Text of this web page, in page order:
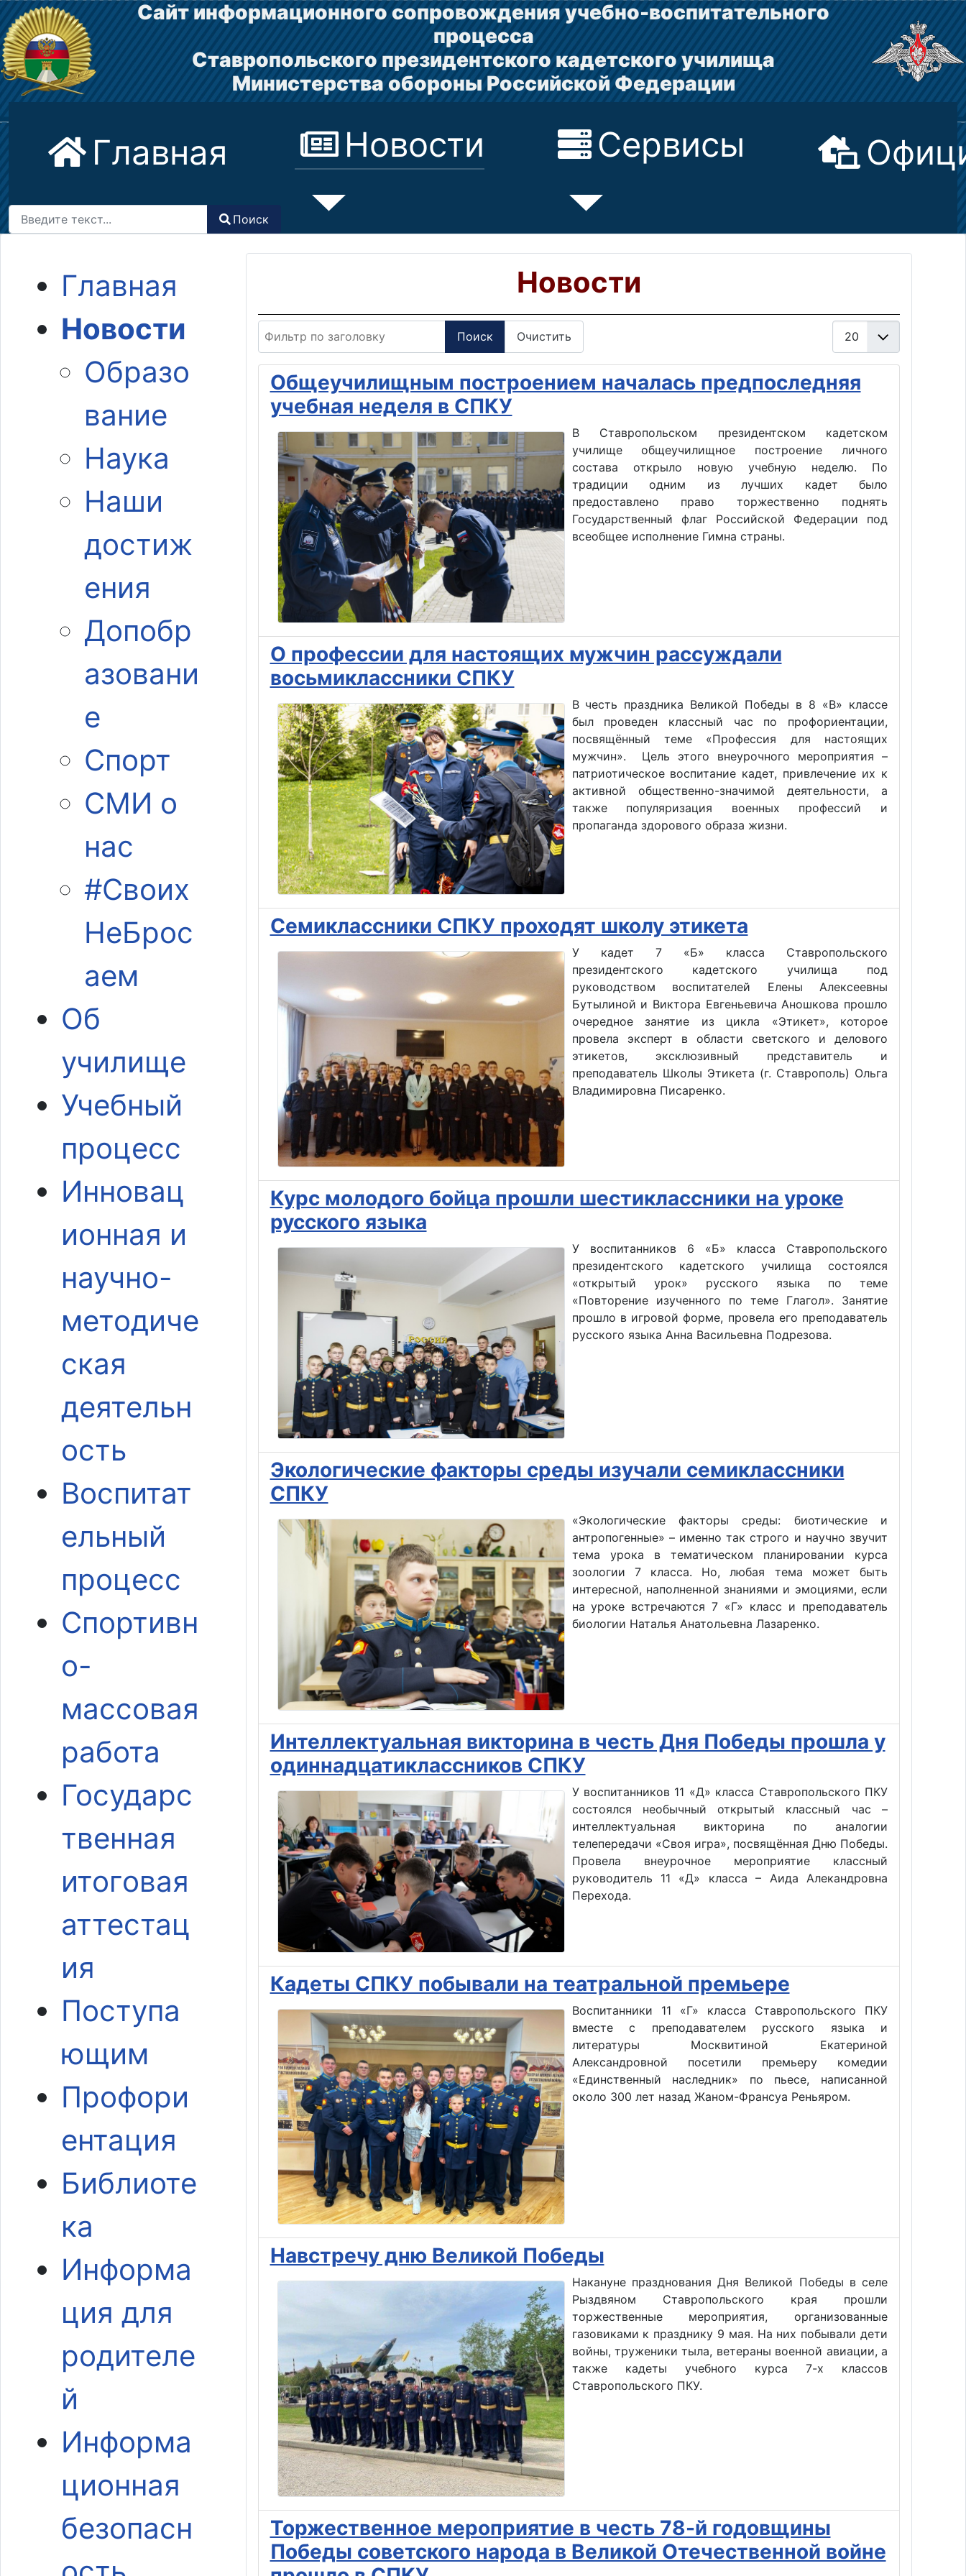
Сайт информационного сопровождения учебно-воспитательного
процесса
Ставропольского президентского кадетского училища
Министерства обороны Российской Федерации
Главная Новости Сервисы
Поиск
Поиск
Главная
Новости
Образо
вание
Наука
Наши
достиж
ения
Допобр
азовани
е
Спорт
СМИ о
нас
#Своих
НеБрос
аем
Об
училище
Учебный
процесс
Инновац
ионная и
научно-
методиче
ская
деятельн
ость
Воспитат
ельный
процесс
Спортивн
о-
массовая
работа
Государс
твенная
итоговая
аттестац
ия
Поступа
ющим
Профори
ентация
Библиоте
ка
Информа
ция для
родителе
й
Информа
ционная
безопасн
Новости
Поиск Очистить
Общеучилищным построением началась предпоследняя
учебная неделя в СПКУ
В Ставропольском президентском кадетском
училище общеучилищное построение личного
состава открыло новую учебную неделю. По
традиции одним из лучших кадет было
предоставлено право торжественно поднять
Государственный флаг Российской Федерации под
всеобщее исполнение Гимна страны.
О профессии для настоящих мужчин рассуждали
восьмиклассники СПКУ
В честь праздника Великой Победы в 8 «В» классе
был проведен классный час по профориентации,
посвящённый теме «Профессия для настоящих
мужчин». Цель этого внеурочного мероприятия –
патриотическое воспитание кадет, привлечение их к
активной общественно-значимой деятельности, а
также популяризация военных профессий и
пропаганда здорового образа жизни.
Семиклассники СПКУ проходят школу этикета
У кадет 7 «Б» класса Ставропольского
президентского кадетского училища под
руководством воспитателей Елены Алексеевны
Бутылиной и Виктора Евгеньевича Аношкова прошло
очередное занятие из цикла «Этикет», которое
провела эксперт в области светского и делового
этикетов, эксклюзивный представитель и
преподаватель Школы Этикета (г. Ставрополь) Ольга
Владимировна Писаренко.
Курс молодого бойца прошли шестиклассники на уроке
русского языка
У воспитанников 6 «Б» класса Ставропольского
президентского кадетского училища состоялся
«открытый урок» русского языка по теме
«Повторение изученного по теме Глагол». Занятие
прошло в игровой форме, провела его преподаватель
русского языка Анна Васильевна Подрезова.
Экологические факторы среды изучали семиклассники
СПКУ
«Экологические факторы среды: биотические и
антропогенные» – именно так строго и научно звучит
тема урока в тематическом планировании курса
зоологии 7 класса. Но, любая тема может быть
интересной, наполненной знаниями и эмоциями, если
на уроке встречаются 7 «Г» класс и преподаватель
биологии Наталья Анатольевна Лазаренко.
Интеллектуальная викторина в честь Дня Победы прошла у
одиннадцатиклассников СПКУ
У воспитанников 11 «Д» класса Ставропольского ПКУ
состоялся необычный открытый классный час –
интеллектуальная викторина по аналогии
телепередачи «Своя игра», посвящённая Дню Победы.
Провела внеурочное мероприятие классный
руководитель 11 «Д» класса – Аида Алекандровна
Перехода.
Кадеты СПКУ побывали на театральной премьере
Воспитанники 11 «Г» класса Ставропольского ПКУ
вместе с преподавателем русского языка и
литературы Москвитиной Екатериной
Александровной посетили премьеру комедии
«Единственный наследник» по пьесе, написанной
около 300 лет назад Жаном-Франсуа Реньяром.
Навстречу дню Великой Победы
Накануне празднования Дня Великой Победы в селе
Рыздвяном Ставропольского края прошли
торжественные мероприятия, организованные
газовиками к празднику 9 мая. На них побывали дети
войны, труженики тыла, ветераны военной авиации, а
также кадеты учебного курса 7-х классов
Ставропольского ПКУ.
Торжественное мероприятие в честь 78-й годовщины
Победы советского народа в Великой Отечественной войне